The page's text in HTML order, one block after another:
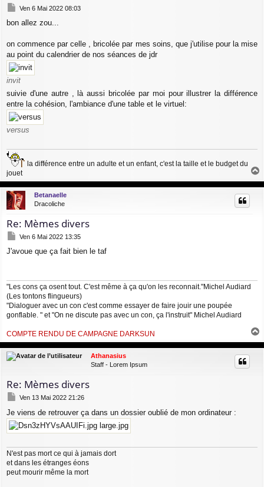
M
s
a
e
Ven 6 Mai 2022 08:03
bon allez zou...
on commence par celle , bricolée par mes soins, que j'utilise pour la mise
au point du calendrier de nos séances de jdr
invit
suivie d'une autre , là aussi bricolée par moi pour illustrer la différence
entre la cohésion, l'ambiance d'une table et le virtuel:
versus
la différence entre un adulte et un enfant, c'est la taille et le budget du
jouet
u
Betanaelle
Dracoliche
Re: Mèmes divers
M
s
g
e
Ven 6 Mai 2022 13:35
J'avoue que ça fait bien le taf
"Les cons ça osent tout. C'est même à ça qu'on les reconnait."Michel Audiard
(Les tontons flingueurs)
"Dialoguer avec un con c'est comme essayer de faire jouir une poupée
gonflable. " et "On ne discute pas avec un con, ça l'instruit" Michel Audiard
COMPTE RENDU DE CAMPAGNE DARKSUN
a
u
Athanasius
Staff - Lorem Ipsum
Re: Mèmes divers
M
s
s
a
e
Ven 13 Mai 2022 21:26
Je viens de retrouver ça dans un dossier oublié de mon ordinateur :
N'est pas mort ce qui à jamais dort
et dans les étranges éons
peut mourir même la mort